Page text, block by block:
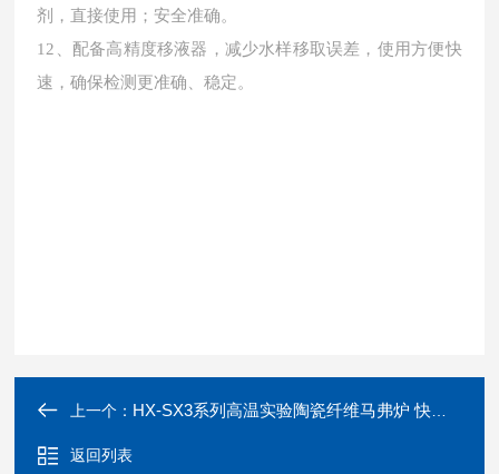
剂，直接使用；安全准确。
12、配备高精度移液器，减少水样移取误差，使用方便快
速，确保检测更准确、稳定。
上一个： HX-SX3系列高温实验陶瓷纤维马弗炉 快速升温电阻炉
返回列表